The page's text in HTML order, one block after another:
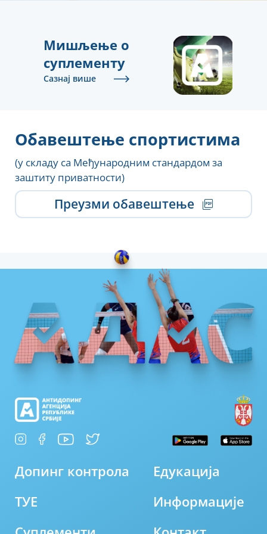
Мишљење о
суплементу
Сазнај више
Обавештење спортистима
(у складу са Међународним стандардом за
заштиту приватности)
Преузми обавештење
Допинг контрола
ТУЕ
Едукација
Информације